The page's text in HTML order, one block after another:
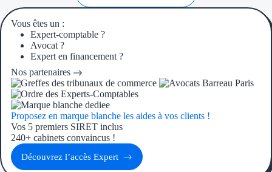
Aides Européennes
Vous êtes un :
Expert-comptable ?
Avocat ?
Expert en financement ?
Nos partenaires
Proposez en marque blanche les aides à vos clients !
Vos 5 premiers SIRET inclus
240+ cabinets convaincus !
Découvrez l’accès Expert